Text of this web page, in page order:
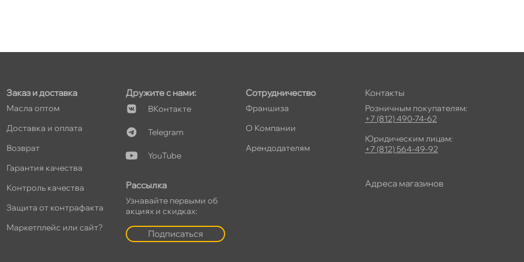
Заказ и доставка
Масла оптом
Доставка и оплата
озврат
Гарантия качества
Контроль качества
Защита от контрафакта
Маркетплейс или сайт?
Дружите с нами:
Контакте
Telegram
YouTube
Рассылка
Узнавайте первыми о
акциях и скидках:
Подписаться
Сотрудничество
Франшиза
О Компании
Арендодателям
Контакты
Розничным покупателям:
+7 (812) 490-74-62
Юридическим лицам:
+7 (812) 564-49-92
Адреса магазино